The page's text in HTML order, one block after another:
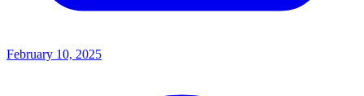
February 10, 2025